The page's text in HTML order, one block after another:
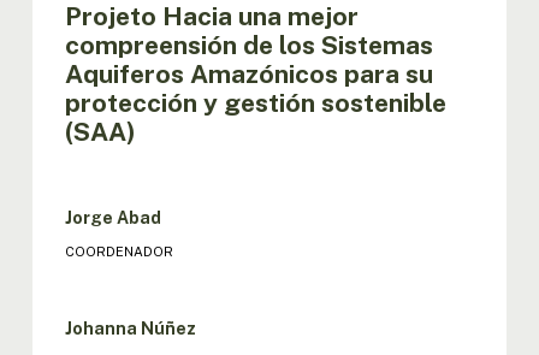
Projeto Hacia una mejor
compreensión de los Sistemas
Aquiferos Amazónicos para su
protección y gestión sostenible
(SAA)
Jorge Abad
COORDENADOR
Johanna Núñez